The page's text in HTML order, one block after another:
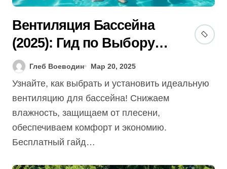
Вентиляция Бассейна
(2025): Гид по Выбору и
Установке Бесплатно!
Глеб Воеводин Мар 20, 2025
Узнайте, как выбрать и установить идеальную
вентиляцию для бассейна! Снижаем
влажность, защищаем от плесени,
обеспечиваем комфорт и экономию.
Бесплатный гайд…